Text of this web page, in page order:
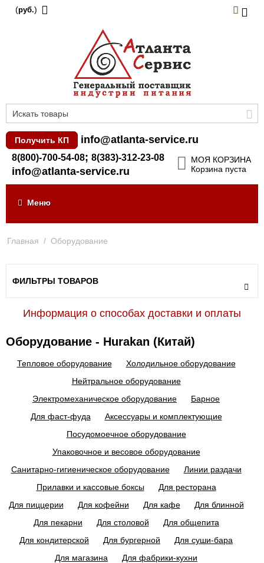
(руб.)
Получить КП info@atlanta-service.ru
8(800)-700-54-08; 8(383)-312-23-08
info@atlanta-service.ru
МОЯ КОРЗИНА
Корзина пуста
Меню
Главная / Оборудование
ФИЛЬТРЫ ТОВАРОВ
Информация о способах доставки и оплаты
Оборудование - Hurakan (Китай)
Тепловое оборудование
Холодильное оборудование
Нейтральное оборудование
Электромеханическое оборудование
Барное
Для фаст-фуда
Аксессуары и комплектующие
Посудомоечное оборудование
Упаковочное и весовое оборудование
Санитарно-гигиеническое оборудование
Линии раздачи
Прилавки и кассовые боксы
Для ресторана
Для пиццерии
Для кофейни Для кафе
Для блинной
Для пекарни
Для столовой
Для общепита
Для кондитерской
Для бургерной
Для суши-бара
Для магазина
Для фабрики-кухни